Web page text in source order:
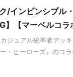
/インビンシブル
【マーベルコラ
ジュアル統率者デッ
・ヒーローズ』のコ